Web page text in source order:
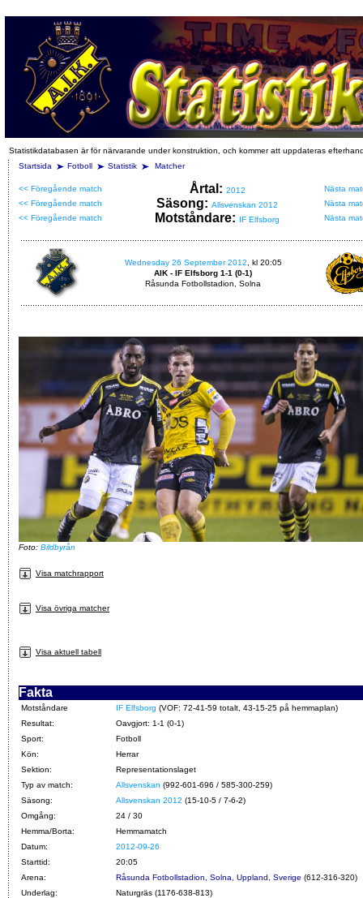
Statistikdatabasen är för närvarande under konstruktion, och kommer att uppdateras
Startsida
Fotboll Statistik Matcher
<< Föregående match Årtal: 2012
Nästa
<< Föregående match
Säsong: Allsvenskan 2012
Nästa
<< Föregående match
Motståndare: IF Elfsborg Nästa
Wednesday 26 September 2012 , kl 20:05
AIK - IF Elfsborg 1-1 (0-1)
Råsunda Fotbollstadion, Solna
Foto: Bildbyrån
Visa matchrapport
Visa övriga matcher
Visa aktuell tabell
Fakta
Motståndare IF Elfsborg (VOF: 72-41-59 totalt, 43-15-25 på hemmaplan)
Resultat:
Oavgjort: 1-1 (0-1)
Sport:
Fotboll
Kön:
Herrar
Sektion:
Representationslaget
Typ av match:
Allsvenskan (992-601-696 / 585-300-259)
Säsong:
Allsvenskan 2012 (15-10-5 / 7-6-2)
Omgång:
24 / 30
Hemma/Borta:
Hemmamatch
Datum:
2012-09-26
Starttid:
20:05
Arena:
Råsunda Fotbollstadion, Solna, Uppland, Sverige (612-316-320)
Underlag:
Naturgräs (1176-638-813)